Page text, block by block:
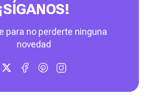
para no perderte ninguna
novedad